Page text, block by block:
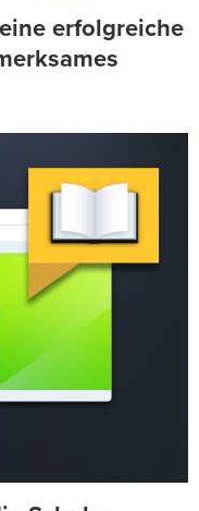
erfolgreiche